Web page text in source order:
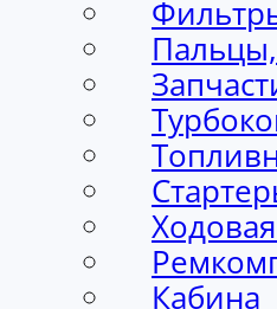
Кабина